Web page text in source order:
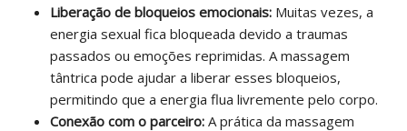
Liberação de bloqueios emocionais: Muitas vezes, a
energia sexual fica bloqueada devido a traumas
passados ​​ou emoções reprimidas. A massagem
tântrica pode ajudar a liberar esses bloqueios,
permitindo que a energia flua livremente pelo corpo.
Conexão com o parceiro: A prática da massagem